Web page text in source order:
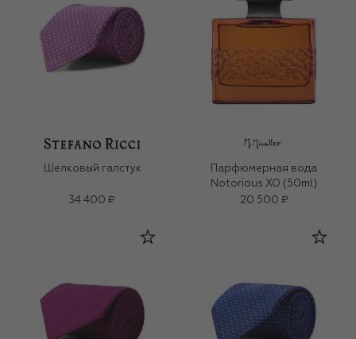
Шелковый галстук
34 400 ₽
Парфюмерная вода
Notorious XO (50ml)
20 500 ₽